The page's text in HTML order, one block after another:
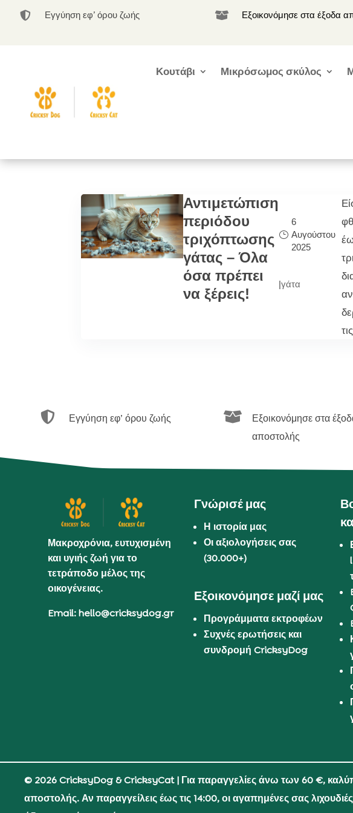
 Εγγύηση εφ’ όρου ζωής  Εξοικονόμησε στα έξοδα
Κουτάβι Μικρόσωμος σκύλος
Αντιμετώπιση
περιόδου
τριχόπτωσης
γάτας – Όλα
όσα πρέπει
να ξέρεις!
6
Αυγούστου
2025
|γάτα
 Εγγύηση εφ’ όρου ζωής 
Εξοικονόμησε στα
αποστολής
Μακροχρόνια, ευτυχισμένη
και υγιής ζωή για το
τετράποδο μέλος της
οικογένειας.
Email: hello@cricksydog.gr
Γνώρισέ μας
Η ιστορία μας
Οι αξιολογήσεις σας
(30.000+)
Εξοικονόμησε μαζί μας
Προγράμματα εκτροφέων
Συχνές ερωτήσεις και
συνδρομή CricksyDog
© 2026 CricksyDog & CricksyCat| Για παραγγελίες άνω των 60 €,
αποστολής. Αν παραγγείλεις έως τις 14:00, οι αγαπημένες σας